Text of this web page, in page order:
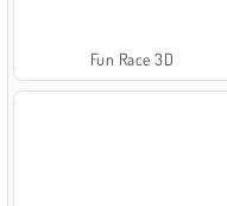
Fun Race 3D